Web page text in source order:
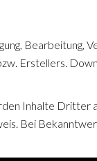
Bearbeitung,
Erstellers.
Inhalte Dritter
Bei